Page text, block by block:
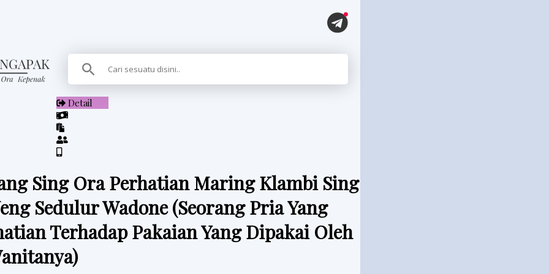
Detail
Sing Ora Perhatian Maring Klambi Sing
Sedulur Wadone (Seorang Pria Yang
Terhadap Pakaian Yang Dipakai Oleh